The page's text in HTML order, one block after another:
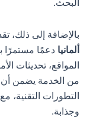
البحث.
بالإضافة إلى ذلك،
ألمانيادعمًا مستمرًا
المواقع، تحديثات
من الخدمة يضمن أن
التطورات التقنية،
وجذابة.